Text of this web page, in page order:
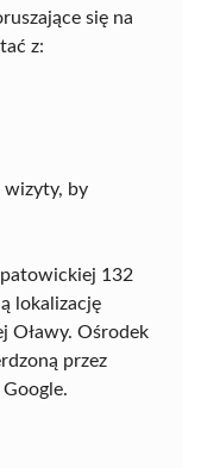
się na
z:
wizyty, by
132
lokalizację
Oławy. Ośrodek
przez